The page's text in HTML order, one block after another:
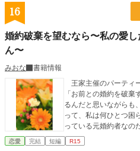
16
婚約破棄を望むなら〜私の愛
ん〜
みおな
書籍情報
王家主催のパーティ
「お前との婚約を破棄する！！」 私はこ
るんだと思いながら
って、私は何ひとつ困
っている元婚約者なの
恋愛 完結 短編 R15